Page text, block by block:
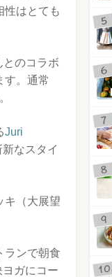
性はとても
のコラボ
す。通常
Juri
なスタイ
キ（大展望
ランで朝食
ガにコー